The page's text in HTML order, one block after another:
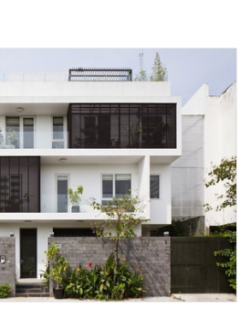
LIÊN HỆ